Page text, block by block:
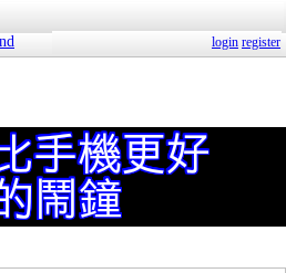
login register